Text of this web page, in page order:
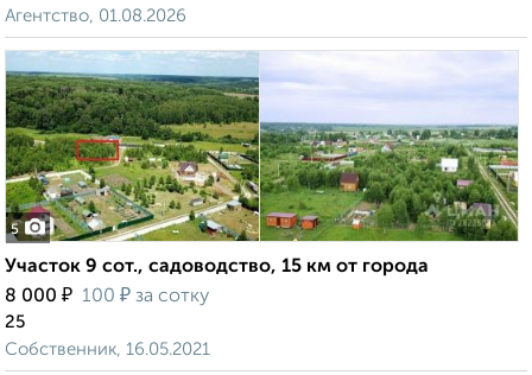
Агентство, 01.08.2026
5
Участок 9 сот., садоводство, 15 км от города
8 000 ₽ 100 ₽ за сотку
25
Собственник, 16.05.2021